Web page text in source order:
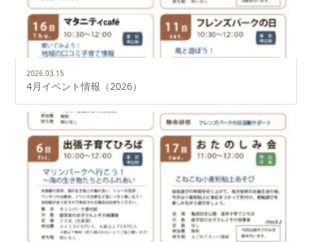
2026.03.15
4月イベント情報（2026）